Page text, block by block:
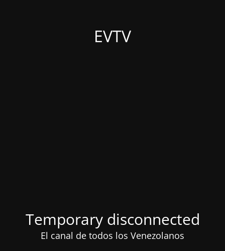
EVTV
Temporary disconnected
El canal de todos los Venezolanos